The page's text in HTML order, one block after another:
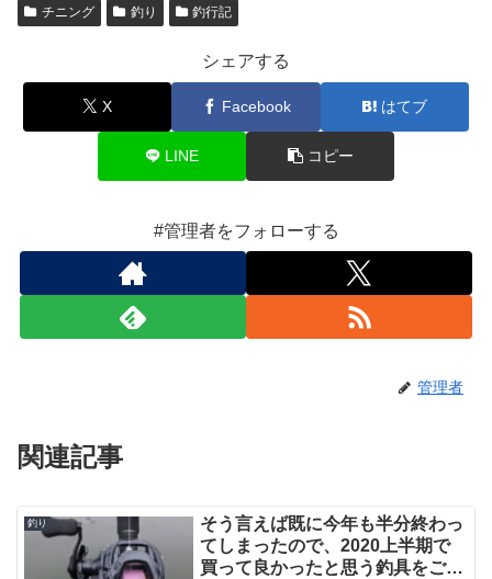
チニング 釣り 釣行記
シェアする
X Facebook はてブ
LINE コピー
#管理者をフォローする
管理者
関連記事
釣り
そう言えば既に今年も半分終わっ
てしまったので、2020上半期で
買って良かったと思う釣具をご紹